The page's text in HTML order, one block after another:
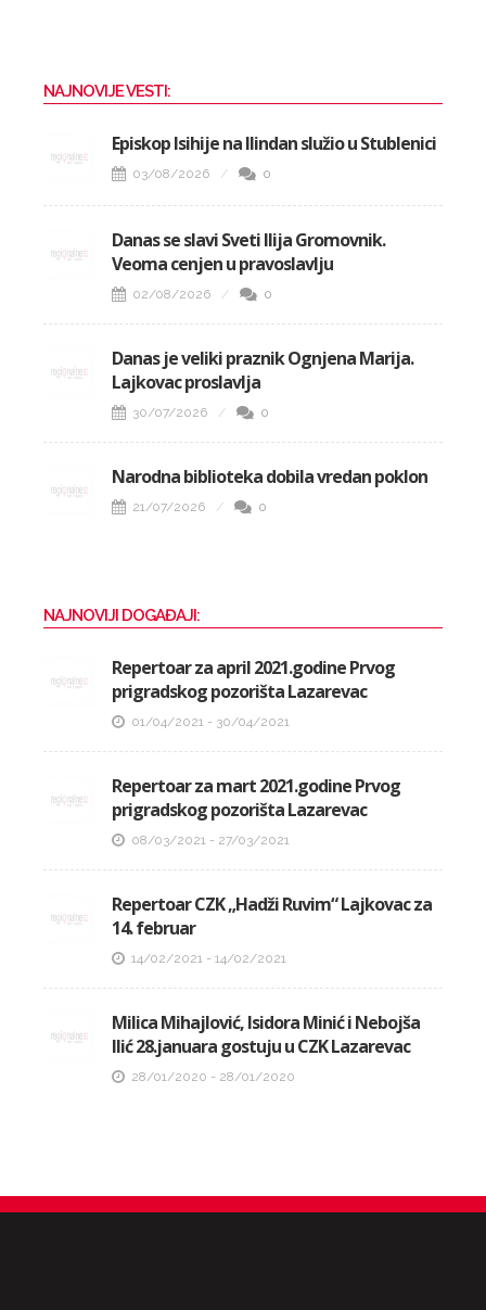
NAJNOVIJE VESTI:
Episkop Isihije na Ilindan služio u Stublenici
03/08/2026 0
Danas se slavi Sveti Ilija Gromovnik.
Veoma cenjen u pravoslavlju
02/08/2026 0
Danas je veliki praznik Ognjena Marija.
Lajkovac proslavlja
30/07/2026 0
Narodna biblioteka dobila vredan poklon
21/07/2026 0
NAJNOVIJI DOGAĐAJI:
Repertoar za april 2021.godine Prvog
prigradskog pozorišta Lazarevac
01/04/2021 - 30/04/2021
Repertoar za mart 2021.godine Prvog
prigradskog pozorišta Lazarevac
08/03/2021 - 27/03/2021
Repertoar CZK „Hadži Ruvim“ Lajkovac za
14. februar
14/02/2021 - 14/02/2021
Milica Mihajlović, Isidora Minić i Nebojša
Ilić 28.januara gostuju u CZK Lazarevac
28/01/2020 - 28/01/2020